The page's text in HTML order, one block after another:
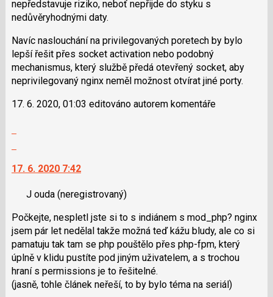
názor
nepředstavuje riziko, neboť nepřijde do styku s
nedůvěryhodnými daty.
Navíc naslouchání na privilegovaných poretech by bylo
lepší řešit přes socket activation nebo podobný
mechanismus, který službě předá otevřený socket, aby
neprivilegovaný nginx neměl možnost otvírat jiné porty.
17. 6. 2020, 01:03 editováno autorem komentáře
další
názor.
navigaci
lze
použít
i
klávesy
N
17. 6. 2020 7:42
J ouda (neregistrovaný)
Počkejte, nespletl jste si to s indiánem s mod_php? nginx
jsem pár let nedělal takže možná teď kážu bludy, ale co si
pamatuju tak tam se php pouštělo přes php-fpm, který
úplně v klidu pustíte pod jiným uživatelem, a s trochou
hraní s permissions je to řešitelné.
(jasně, tohle článek neřeší, to by bylo téma na seriál)